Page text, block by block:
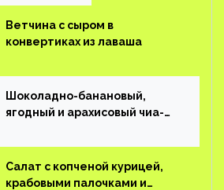
Ветчина с сыром в
конвертиках из лаваша
Шоколадно-банановый,
ягодный и арахисовый чиа-
Салат с копченой курицей,
крабовыми палочками и